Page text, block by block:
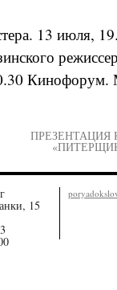
13 июля,
Кинофорум.
ПРЕЗЕНТАЦИЯ
15